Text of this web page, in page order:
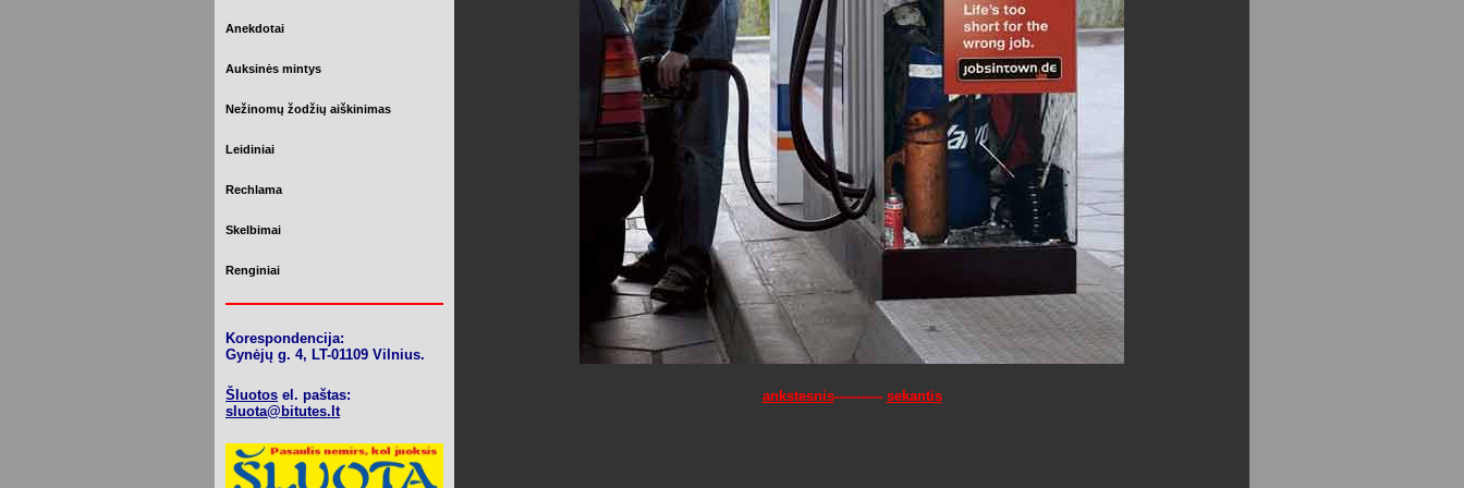
Anekdotai
Auksinės mintys
Nežinomų žodžių aiškinimas
Leidiniai
Rechlama
Skelbimai
Renginiai
Korespondencija:
Gynėjų g. 4, LT-01109 Vilnius.
Šluotos el. paštas:
sluota@bitutes.lt
ankstesnis----------- sekantis